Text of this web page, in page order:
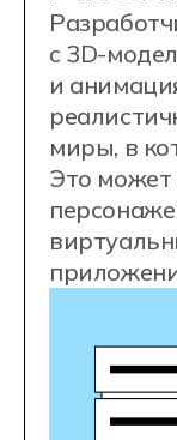
70 000 ₽
140 000 ₽
200 000+